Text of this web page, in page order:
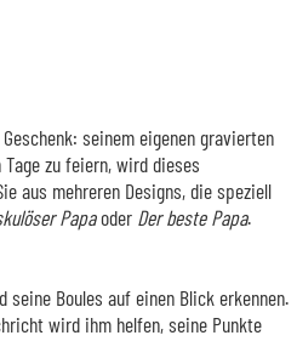
seinem eigenen gravierten
Tage zu feiern, wird dieses
aus mehreren Designs, die speziell
Papaoder Der beste Papa.
seine Boules auf einen Blick erkennen.
wird ihm helfen, seine Punkte